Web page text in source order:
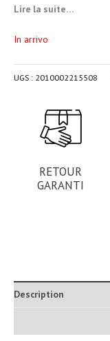
Lire la suite…
In arrivo
UGS : 2010002215508
RETOUR
GARANTI
Description